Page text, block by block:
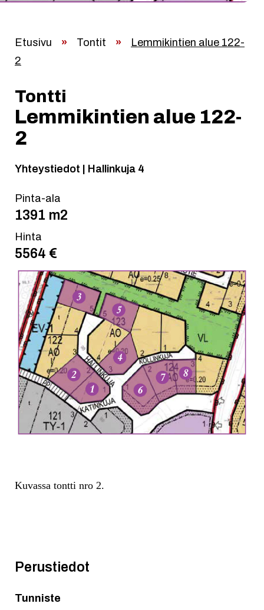
Etusivu » Tontit »
Lemmikintien alue 122-
2
Tontti
Lemmikintien alue 122-
2
Yhteystiedot | Hallinkuja 4
Pinta-ala
1391 m2
Hinta
5564 €
Kuvassa tontti nro 2.
Perustiedot
Tunniste